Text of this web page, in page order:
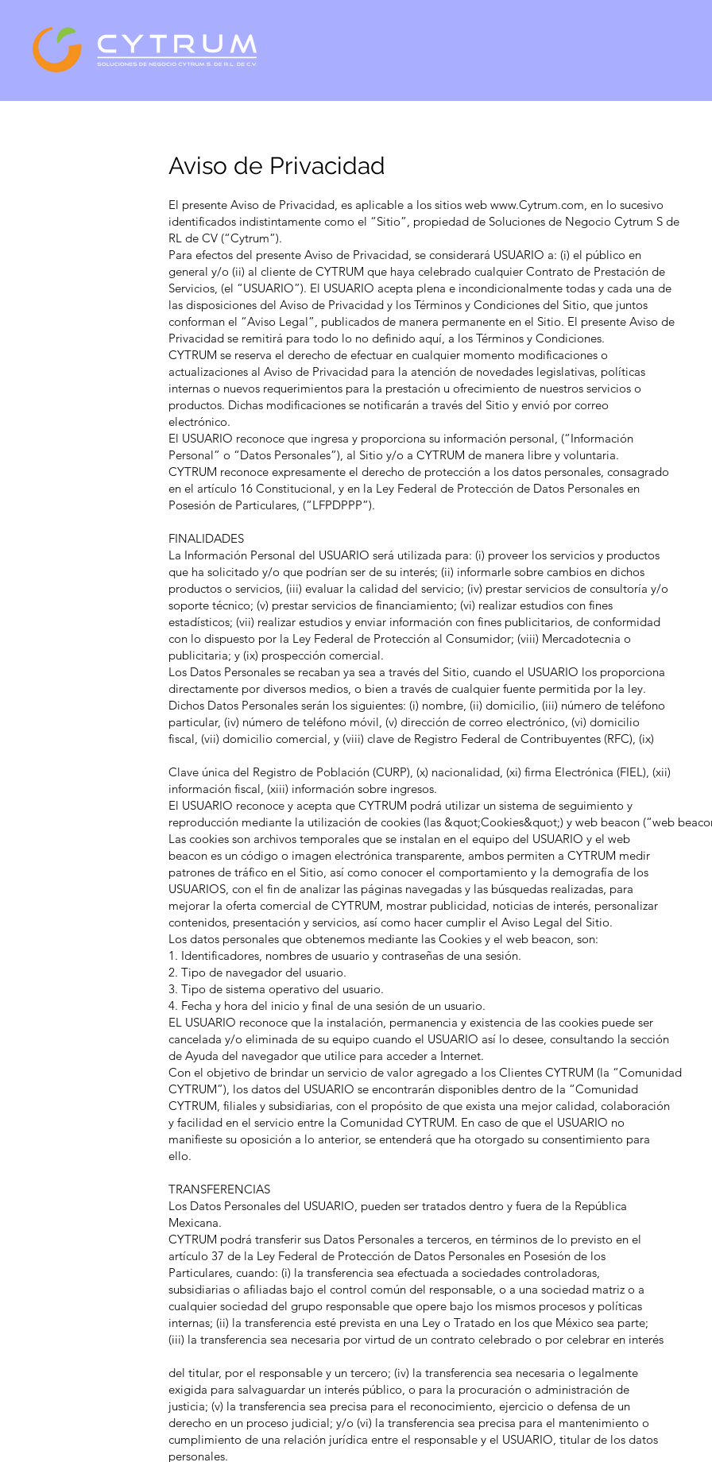
Aviso de Privacidad
El presente Aviso de Privacidad, es aplicable a los sitios web www.Cytrum.com, en lo sucesivo
identificados indistintamente como el “Sitio”, propiedad de Soluciones de Negocio Cytrum S de
RL de CV (“Cytrum”).
Para efectos del presente Aviso de Privacidad, se considerará USUARIO a: (i) el público en
general y/o (ii) al cliente de CYTRUM que haya celebrado cualquier Contrato de Prestación de
Servicios, (el “USUARIO”). El USUARIO acepta plena e incondicionalmente todas y cada una de
las disposiciones del Aviso de Privacidad y los Términos y Condiciones del Sitio, que juntos
conforman el “Aviso Legal”, publicados de manera permanente en el Sitio. El presente Aviso de
Privacidad se remitirá para todo lo no definido aquí, a los Términos y Condiciones.
CYTRUM se reserva el derecho de efectuar en cualquier momento modificaciones o
actualizaciones al Aviso de Privacidad para la atención de novedades legislativas, políticas
internas o nuevos requerimientos para la prestación u ofrecimiento de nuestros servicios o
productos. Dichas modificaciones se notificarán a través del Sitio y envió por correo
electrónico.
El USUARIO reconoce que ingresa y proporciona su información personal, (“Información
Personal” o “Datos Personales”), al Sitio y/o a CYTRUM de manera libre y voluntaria.
CYTRUM reconoce expresamente el derecho de protección a los datos personales, consagrado
en el artículo 16 Constitucional, y en la Ley Federal de Protección de Datos Personales en
Posesión de Particulares, (“LFPDPPP”).
FINALIDADES
La Información Personal del USUARIO será utilizada para: (i) proveer los servicios y productos
que ha solicitado y/o que podrían ser de su interés; (ii) informarle sobre cambios en dichos
productos o servicios, (iii) evaluar la calidad del servicio; (iv) prestar servicios de consultoría y/o
soporte técnico; (v) prestar servicios de financiamiento; (vi) realizar estudios con fines
estadísticos; (vii) realizar estudios y enviar información con fines publicitarios, de conformidad
con lo dispuesto por la Ley Federal de Protección al Consumidor; (viii) Mercadotecnia o
publicitaria; y (ix) prospección comercial.
Los Datos Personales se recaban ya sea a través del Sitio, cuando el USUARIO los proporciona
directamente por diversos medios, o bien a través de cualquier fuente permitida por la ley.
Dichos Datos Personales serán los siguientes: (i) nombre, (ii) domicilio, (iii) número de teléfono
particular, (iv) número de teléfono móvil, (v) dirección de correo electrónico, (vi) domicilio
fiscal, (vii) domicilio comercial, y (viii) clave de Registro Federal de Contribuyentes (RFC), (ix)
Clave única del Registro de Población (CURP), (x) nacionalidad, (xi) firma Electrónica (FIEL), (xii)
información fiscal, (xiii) información sobre ingresos.
El USUARIO reconoce y acepta que CYTRUM podrá utilizar un sistema de seguimiento y
reproducción mediante la utilización de cookies (las &quot;Cookies&quot;) y web beacon (“web
Las cookies son archivos temporales que se instalan en el equipo del USUARIO y el web
beacon es un código o imagen electrónica transparente, ambos permiten a CYTRUM medir
patrones de tráfico en el Sitio, así como conocer el comportamiento y la demografía de los
USUARIOS, con el fin de analizar las páginas navegadas y las búsquedas realizadas, para
mejorar la oferta comercial de CYTRUM, mostrar publicidad, noticias de interés, personalizar
contenidos, presentación y servicios, así como hacer cumplir el Aviso Legal del Sitio.
Los datos personales que obtenemos mediante las Cookies y el web beacon, son:
1. Identificadores, nombres de usuario y contraseñas de una sesión.
2. Tipo de navegador del usuario.
3. Tipo de sistema operativo del usuario.
4. Fecha y hora del inicio y final de una sesión de un usuario.
EL USUARIO reconoce que la instalación, permanencia y existencia de las cookies puede ser
cancelada y/o eliminada de su equipo cuando el USUARIO así lo desee, consultando la sección
de Ayuda del navegador que utilice para acceder a Internet.
Con el objetivo de brindar un servicio de valor agregado a los Clientes CYTRUM (la “Comunidad
CYTRUM”), los datos del USUARIO se encontrarán disponibles dentro de la “Comunidad
CYTRUM, filiales y subsidiarias, con el propósito de que exista una mejor calidad, colaboración
y facilidad en el servicio entre la Comunidad CYTRUM. En caso de que el USUARIO no
manifieste su oposición a lo anterior, se entenderá que ha otorgado su consentimiento para
ello.
TRANSFERENCIAS
Los Datos Personales del USUARIO, pueden ser tratados dentro y fuera de la República
Mexicana.
CYTRUM podrá transferir sus Datos Personales a terceros, en términos de lo previsto en el
artículo 37 de la Ley Federal de Protección de Datos Personales en Posesión de los
Particulares, cuando: (i) la transferencia sea efectuada a sociedades controladoras,
subsidiarias o afiliadas bajo el control común del responsable, o a una sociedad matriz o a
cualquier sociedad del grupo responsable que opere bajo los mismos procesos y políticas
internas; (ii) la transferencia esté prevista en una Ley o Tratado en los que México sea parte;
(iii) la transferencia sea necesaria por virtud de un contrato celebrado o por celebrar en interés
del titular, por el responsable y un tercero; (iv) la transferencia sea necesaria o legalmente
exigida para salvaguardar un interés público, o para la procuración o administración de
justicia; (v) la transferencia sea precisa para el reconocimiento, ejercicio o defensa de un
derecho en un proceso judicial; y/o (vi) la transferencia sea precisa para el mantenimiento o
cumplimiento de una relación jurídica entre el responsable y el USUARIO, titular de los datos
personales.